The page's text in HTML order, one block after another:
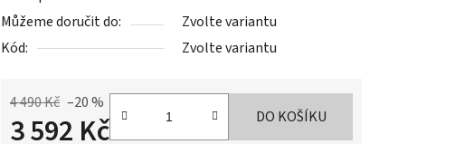
Můžeme doručit do:
Zvolte variantu
Kód:
Zvolte variantu
4 490 Kč –20 %
3 592 Kč DO KOŠÍKU